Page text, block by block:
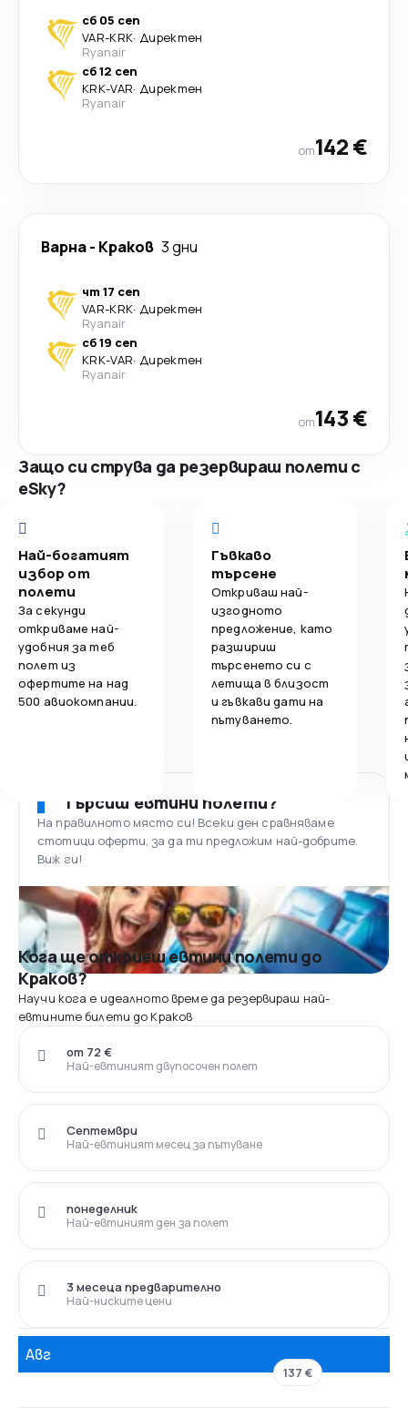
сб 05 сеп
VAR-KRK· Директен
Ryanair
сб 12 сеп
KRK-VAR· Директен
Ryanair
от142 €
Варна- Краков 3 дни
чт 17 сеп
VAR-KRK· Директен
Ryanair
сб 19 сеп
KRK-VAR· Директен
Ryanair
от143 €
Защо си струва да резервираш полети с
eSky?
Най-богатият
избор от
полети
За секунди
откриваме най-
удобния за теб
полет из
офертите на над
500 авиокомпании.
Гъвкаво
търсене
Откриваш най-
изгодното
предложение, като
разшириш
търсенето си с
летища в близост
и гъвкави дати на
пътуването.
Търсиш евтини полети?
На правилното място си! Всеки ден сравняваме
стотици оферти, за да ти предложим най-добрите.
Виж ги!
Кога ще откриеш евтини полети до
Краков?
Научи кога е идеалното време да резервираш най-
евтините билети до Краков
Най-евтиният двупосочен полет
от 72 €
Най-евтиният месец за пътуване
Септември
Най-евтиният ден за полет
понеделник
Най-ниските цени
3 месеца предварително
Авг
137 €